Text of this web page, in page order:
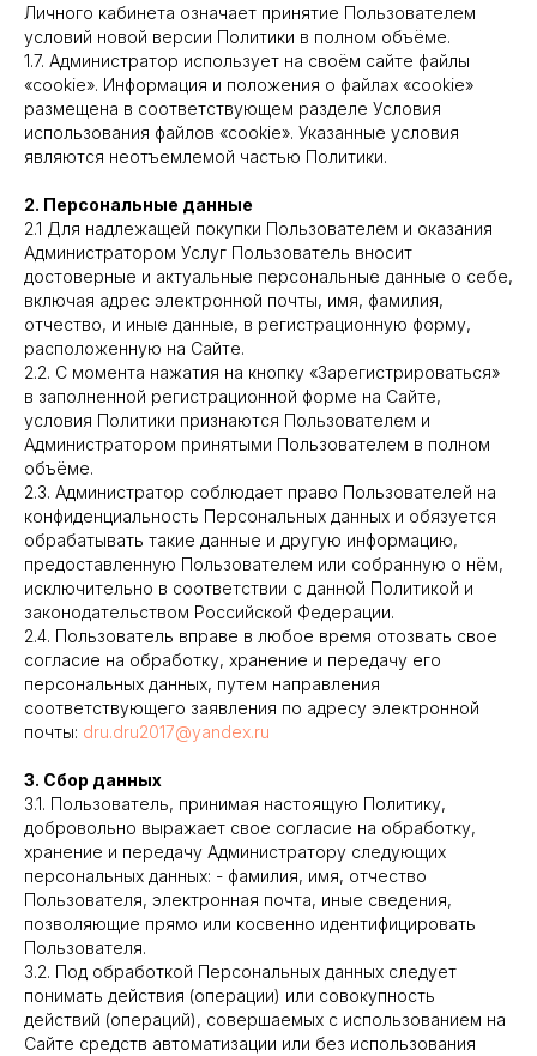
Личного кабинета означает принятие Пользователем
условий новой версии Политики в полном объёме.
1.7. Администратор использует на своём сайте файлы
«cookie». Информация и положения о файлах «cookie»
размещена в соответствующем разделе Условия
использования файлов «cookie». Указанные условия
являются неотъемлемой частью Политики.
2. Персональные данные
2.1 Для надлежащей покупки Пользователем и оказания
Администратором Услуг Пользователь вносит
достоверные и актуальные персональные данные о себе,
включая адрес электронной почты, имя, фамилия,
отчество, и иные данные, в регистрационную форму,
расположенную на Сайте.
2.2. С момента нажатия на кнопку «Зарегистрироваться»
в заполненной регистрационной форме на Сайте,
условия Политики признаются Пользователем и
Администратором принятыми Пользователем в полном
объёме.
2.3. Администратор соблюдает право Пользователей на
конфиденциальность Персональных данных и обязуется
обрабатывать такие данные и другую информацию,
предоставленную Пользователем или собранную о нём,
исключительно в соответствии с данной Политикой и
законодательством Российской Федерации.
2.4. Пользователь вправе в любое время отозвать свое
согласие на обработку, хранение и передачу его
персональных данных, путем направления
соответствующего заявления по адресу электронной
почты: dru.dru2017@yandex.ru
3. Сбор данных
3.1. Пользователь, принимая настоящую Политику,
добровольно выражает свое согласие на обработку,
хранение и передачу Администратору следующих
персональных данных: - фамилия, имя, отчество
Пользователя, электронная почта, иные сведения,
позволяющие прямо или косвенно идентифицировать
Пользователя.
3.2. Под обработкой Персональных данных следует
понимать действия (операции) или совокупность
действий (операций), совершаемых с использованием на
Сайте средств автоматизации или без использования